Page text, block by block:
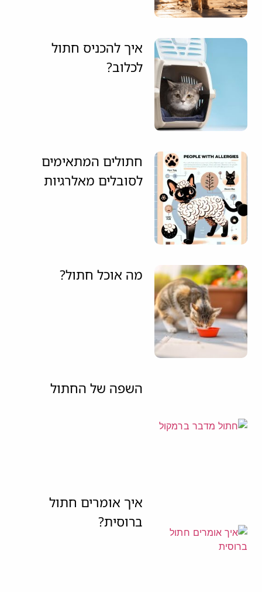
איך להכניס חתול
לכלוב?
חתולים המתאימים
לסובלים מאלרגיות
מה אוכל חתול?
השפה של החתול
איך אומרים חתול
ברוסית?